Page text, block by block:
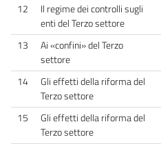
12
Il regime dei controlli sugli
enti del Terzo settore
13
Ai «confini» del Terzo
settore
14
Gli effetti della riforma del
Terzo settore
15
Gli effetti della riforma del
Terzo settore